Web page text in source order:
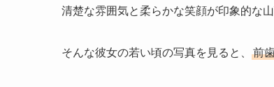
清楚な雰囲気と柔らかな笑顔が印象的な山
そんな彼女の若い頃の写真を見ると、 前